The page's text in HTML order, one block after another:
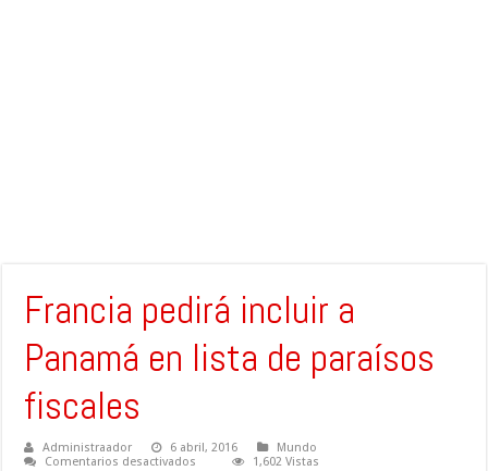
Francia pedirá incluir a
Panamá en lista de paraísos
fiscales
Administraador 6 abril, 2016
Mundo
Comentarios desactivados
1,602 Vistas